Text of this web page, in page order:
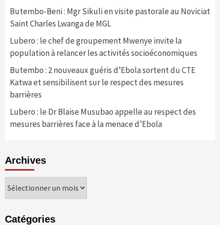
Butembo-Beni : Mgr Sikuli en visite pastorale au Noviciat
Saint Charles Lwanga de MGL
Lubero : le chef de groupement Mwenye invite la
population à relancer les activités socioéconomiques
Butembo : 2 nouveaux guéris d’Ebola sortent du CTE
Katwa et sensibilisent sur le respect des mesures
barrières
Lubero : le Dr Blaise Musubao appelle au respect des
mesures barrières face à la menace d’Ebola
Archives
Archives
Catégories